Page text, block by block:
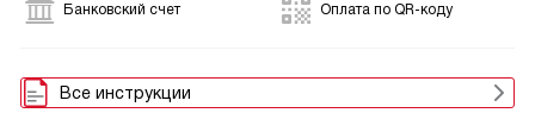
Банковский счет Оплата по QR-коду
Все инструкции